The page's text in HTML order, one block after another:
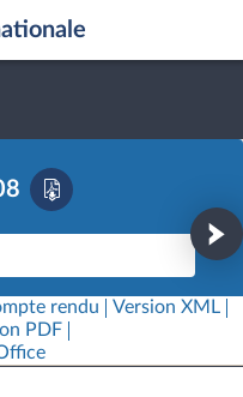
rendu
Version XML
PDF